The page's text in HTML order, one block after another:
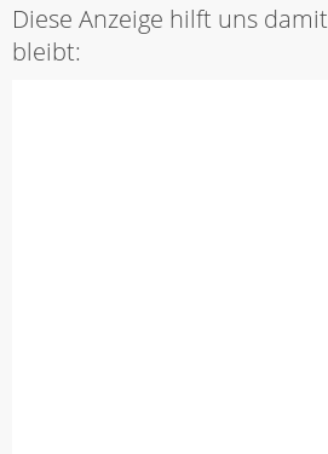
Diese Anzeige hilft uns
bleibt: